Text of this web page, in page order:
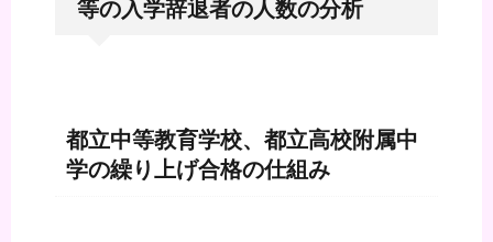
等の入学辞退者の人数の分析
都立中等教育学校、都立高校附属中
学の繰り上げ合格の仕組み